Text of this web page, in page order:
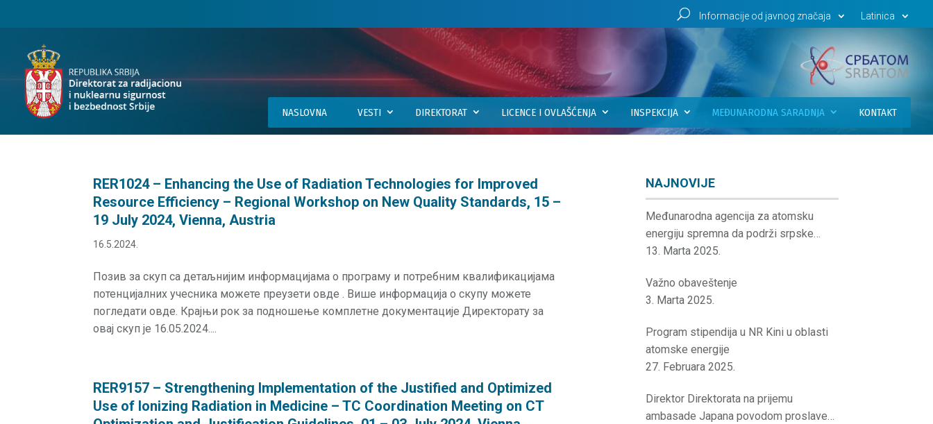
U Informacije od javnog značaja Latinica
NASLOVNA VESTI DIREKTORAT LICENCE I OVLAŠĆENJA INSPEKCIJA MEĐUNARODNA SARADNJA KONTAKT
RER1024 – Enhancing the Use of Radiation Technologies for Improved
Resource Efficiency – Regional Workshop on New Quality Standards, 15 –
19 July 2024, Vienna, Austria
16.5.2024.
Позив за скуп са детаљнијим информацијама о програму и потребним квалификацијама
потенцијалних учесника можете преузети овде . Више информација о скупу можете
погледати овде. Крајњи рок за подношење комплетне документације Директорату за
овај скуп је 16.05.2024....
RER9157 – Strengthening Implementation of the Justified and Optimized
Use of Ionizing Radiation in Medicine – TC Coordination Meeting on CT
NAJNOVIJE
Međunarodna agencija za atomsku
energiju spremna da podrži srpske
institucije
13. Marta 2025.
Važno obaveštenje
3. Marta 2025.
Program stipendija u NR Kini u oblasti
atomske energije
27. Februara 2025.
Direktor Direktorata na prijemu
ambasade Japana povodom proslave